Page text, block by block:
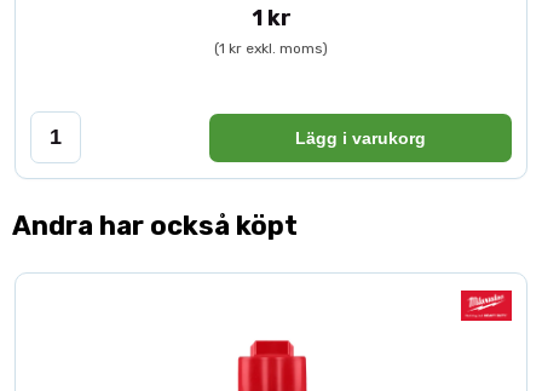
God värmetålighet minskar slitage
Tekniska specifikationer
Material: HSS 18 (snabbstål med kobolt)
Dimension: 20 x 3 mm
Utförande: Utan hålbild
Kapning: Levereras i önskad längd
Användning: Hyvling av trä och träbaserade material
1 kr
(1 kr exkl. moms)
Lägg i varukorg
Andra har också köpt